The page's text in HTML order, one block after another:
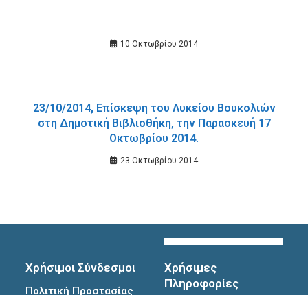
10 Οκτωβρίου 2014
23/10/2014, Επίσκεψη του Λυκείου Βουκολιών
στη Δημοτική Βιβλιοθήκη, την Παρασκευή 17
Οκτωβρίου 2014.
23 Οκτωβρίου 2014
Χρήσιμοι Σύνδεσμοι
Πολιτική Προστασίας
Χρήσιμες
Πληροφορίες